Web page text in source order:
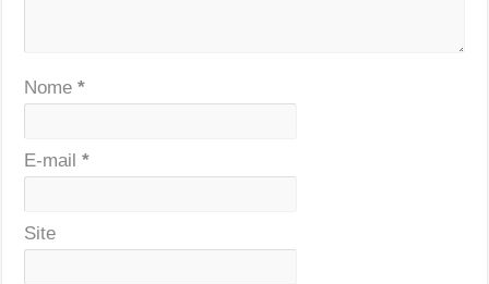
Nome*
E-mail*
Site